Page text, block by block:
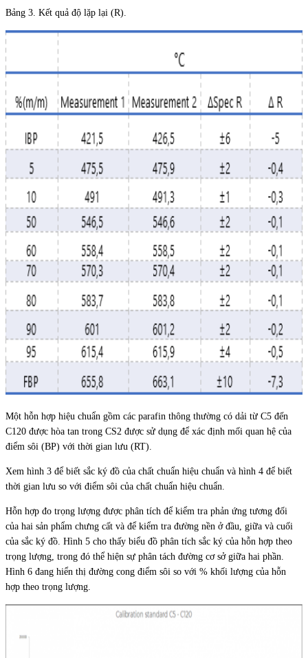
Bảng 3. Kết quả độ lặp lại (R).
Một hỗn hợp hiệu chuẩn gồm các parafin thông thường có dải từ C5 đến
C120 được hòa tan trong CS2 được sử dụng để xác định mối quan hệ của
điểm sôi (BP) với thời gian lưu (RT).
Xem hình 3 để biết sắc ký đồ của chất chuẩn hiệu chuẩn và hình 4 để biết
thời gian lưu so với điểm sôi của chất chuẩn hiệu chuẩn.
Hỗn hợp đo trọng lượng được phân tích để kiểm tra phản ứng tương đối
của hai sản phẩm chưng cất và để kiểm tra đường nền ở đầu, giữa và cuối
của sắc ký đồ. Hình 5 cho thấy biểu đồ phân tích sắc ký của hỗn hợp theo
trọng lượng, trong đó thể hiện sự phân tách đường cơ sở giữa hai phần.
Hình 6 đang hiển thị đường cong điểm sôi so với % khối lượng của hỗn
hợp theo trọng lượng.